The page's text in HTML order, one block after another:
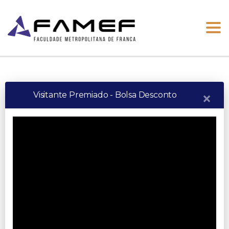
HISTÓRIA DA FAMEF ×
Visitante Premiado - Bolsa Desconto